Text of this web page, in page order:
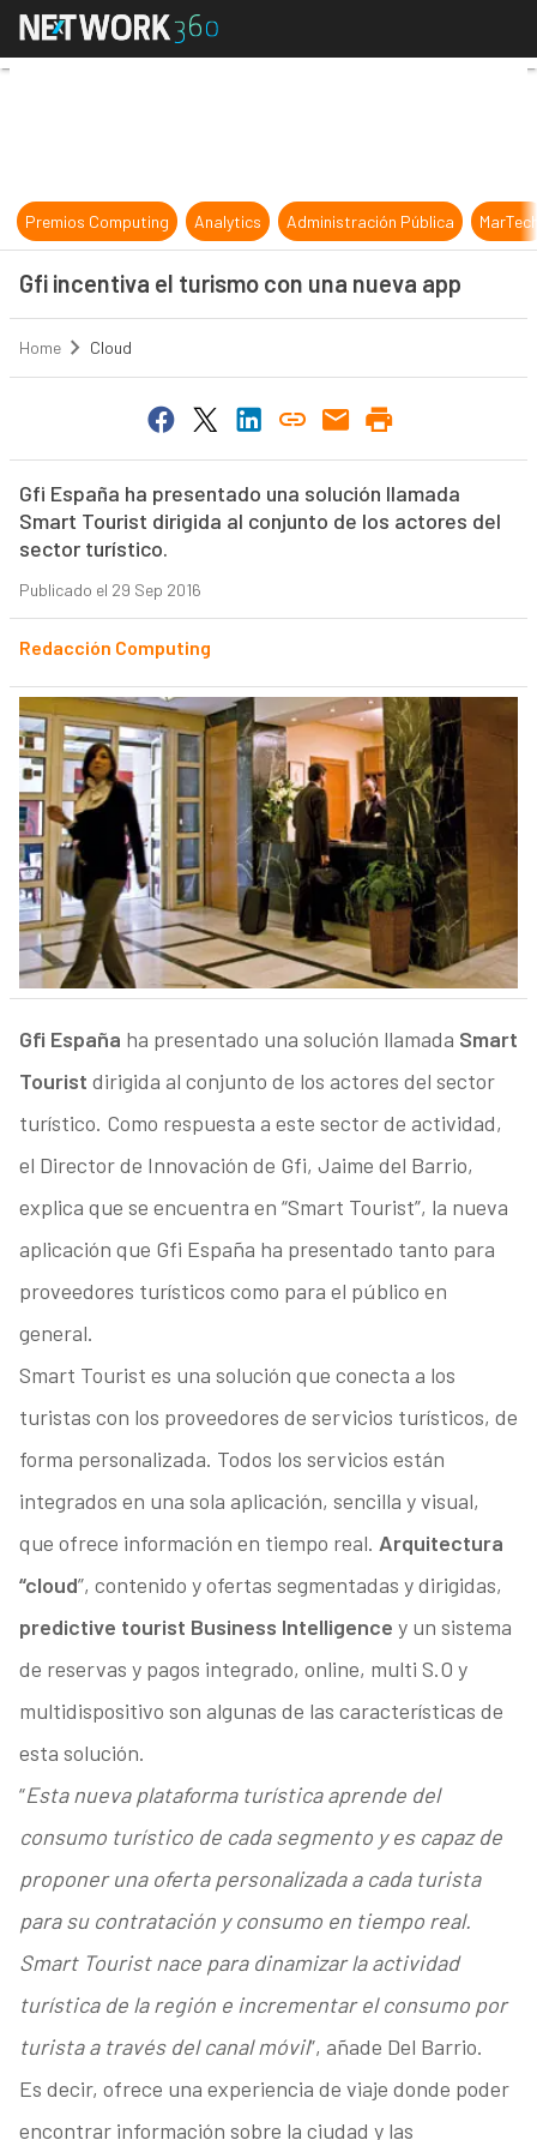
Gfi incentiva el turismo con una
Premios Computing Analytics Administración Pública
Gfi incentiva el turismo con una nueva app
Home Cloud
Gfi España ha presentado una solución llamada
Smart Tourist dirigida al conjunto de los actores del
sector turístico.
Publicado el 29 Sep 2016
Redacción Computing
Gfi España ha presentado una solución llamada Smart
Tourist dirigida al conjunto de los actores del sector
turístico. Como respuesta a este sector de actividad,
el Director de Innovación de Gfi, Jaime del Barrio,
explica que se encuentra en “Smart Tourist”, la nueva
aplicación que Gfi España ha presentado tanto para
proveedores turísticos como para el público en
general.
Smart Tourist es una solución que conecta a los
turistas con los proveedores de servicios turísticos, de
forma personalizada. Todos los servicios están
integrados en una sola aplicación, sencilla y visual,
que ofrece información en tiempo real. Arquitectura
“cloud”, contenido y ofertas segmentadas y dirigidas,
predictive tourist Business Intelligence y un sistema
de reservas y pagos integrado, online, multi S.O y
multidispositivo son algunas de las características de
esta solución.
“Esta nueva plataforma turística aprende del
consumo turístico de cada segmento y es capaz de
proponer una oferta personalizada a cada turista
para su contratación y consumo en tiempo real.
Smart Tourist nace para dinamizar la actividad
turística de la región e incrementar el consumo por
turista a través del canal móvil”, añade Del Barrio.
Es decir, ofrece una experiencia de viaje donde poder
encontrar información sobre la ciudad y las